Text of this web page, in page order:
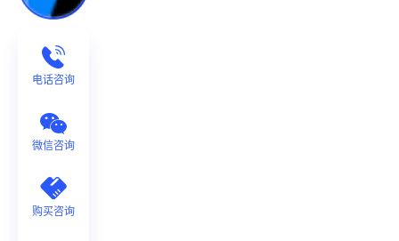
电话咨询
微信咨询
购买咨询